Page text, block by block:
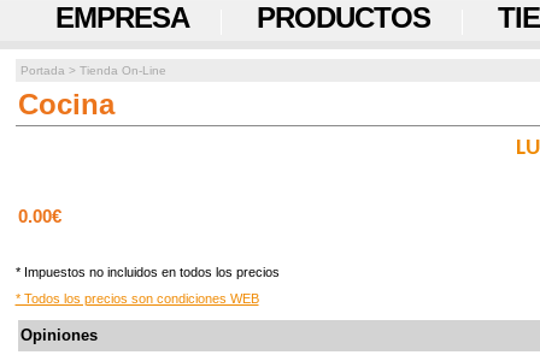
EMPRESA PRODUCTOS
Portada > Tienda On-Line
Cocina
0.00€
* Impuestos no incluidos en todos los precios
* Todos los precios son condiciones WEB
Opiniones